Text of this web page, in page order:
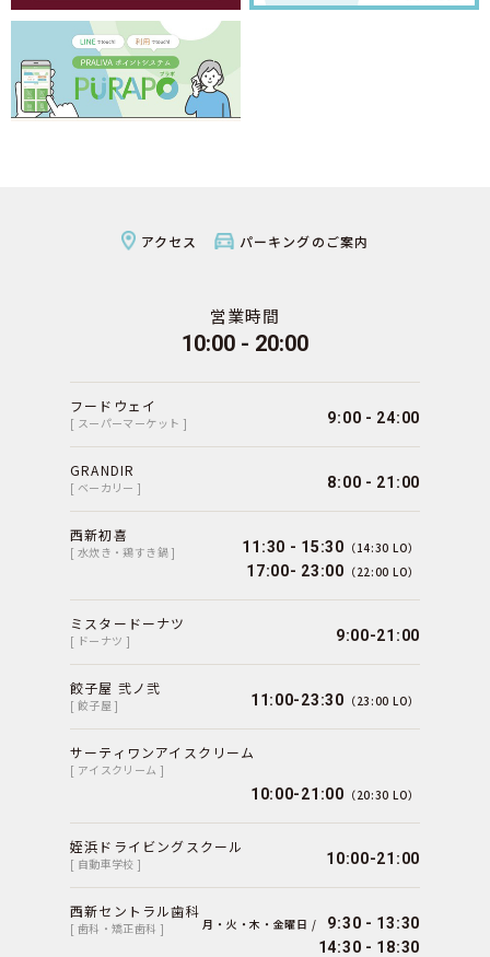
アクセス パーキングのご案内
営業時間
10:00 - 20:00
フードウェイ
[ スーパーマーケット ] 9:00 - 24:00
GRANDIR
[ ベーカリー ] 8:00 - 21:00
西新初喜
[ 水炊き・鶏すき鍋 ] 11:30 - 15:30 （14:30 LO）
17:00- 23:00 （22:00 LO）
ミスタードーナツ
[ ドーナツ ] 9:00-21:00
餃子屋 弐ノ弐
[ 餃子屋 ] 11:00-23:30 （23:00 LO）
サーティワンアイスクリーム
[ アイスクリーム ]
10:00-21:00 （20:30 LO）
姪浜ドライビングスクール
[ 自動車学校 ] 10:00-21:00
西新セントラル歯科
[ 歯科・矯正歯科 ] 月・火・木・金曜日 /
9:30 - 13:30
14:30 - 18:30